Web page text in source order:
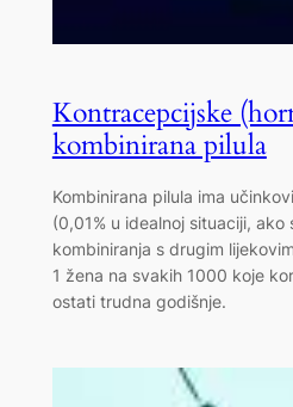
Kontracepcijske
kombinirana pilula
Kombinirana pilula ima
(0,01% u idealnoj situaciji,
kombiniranja s drugim
1 žena na svakih 1000 koje
ostati trudna godišnje.